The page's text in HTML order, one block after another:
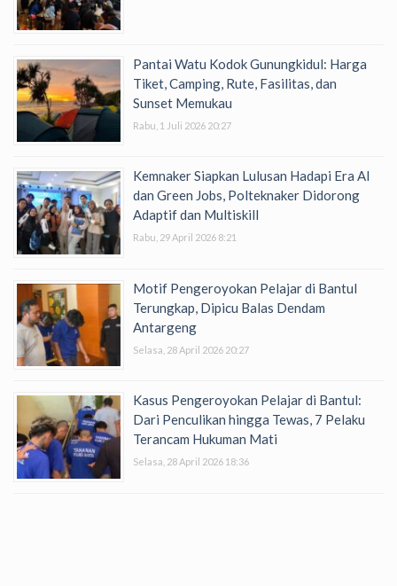
Pantai Watu Kodok Gunungkidul: Harga
Tiket, Camping, Rute, Fasilitas, dan
Sunset Memukau
Rabu, 1 Juli 2026 20:27
Kemnaker Siapkan Lulusan Hadapi Era AI
dan Green Jobs, Polteknaker Didorong
Adaptif dan Multiskill
Rabu, 29 April 2026 8:21
Motif Pengeroyokan Pelajar di Bantul
Terungkap, Dipicu Balas Dendam
Antargeng
Selasa, 28 April 2026 20:27
Kasus Pengeroyokan Pelajar di Bantul:
Dari Penculikan hingga Tewas, 7 Pelaku
Terancam Hukuman Mati
Selasa, 28 April 2026 18:36